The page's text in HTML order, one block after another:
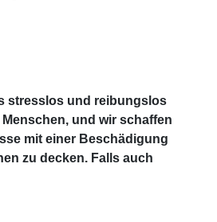
stresslos und reibungslos
und wir schaffen
mit einer Beschädigung
zu decken. Falls auch